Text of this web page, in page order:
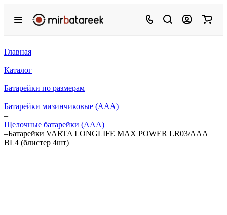
Главная
–
Каталог
–
Батарейки по размерам
–
Батарейки мизинчиковые (ААА)
–
Щелочные батарейки (ААА)
–Батарейки VARTA LONGLIFE MAX POWER LR03/ААА
BL4 (блистер 4шт)